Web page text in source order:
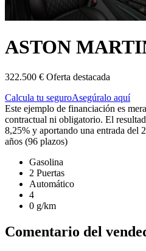
ASTON
322.500 € Oferta destacada
Calcula tu seguroAsegúralo aquí
Este ejemplo de financiación es
contractual ni obligatorio. El
8,25% y aportando una entrada del
años (96 plazos)
Gasolina
2 Puertas
Automático
4
0 g/km
Comentario del